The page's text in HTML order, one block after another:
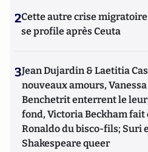
2Cette autre crise
se profile après Ceuta
3Jean Dujardin & Laetitia
nouveaux amours,
Benchetrit enterrent le
fond, Victoria Beckham
Ronaldo du bisco-fils; Suri
Shakespeare queer